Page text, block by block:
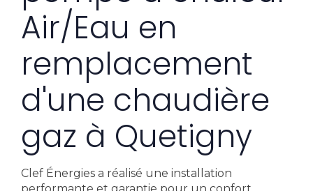
Air/Eau en
remplacement
d'une chaudière
gaz à Quetigny
Clef Énergies a réalisé une installation